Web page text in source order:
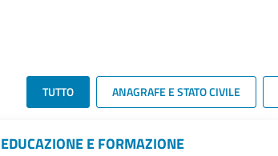
TUTTO ANAGRAFE E STATO CIVILE
EDUCAZIONE E FORMAZIONE